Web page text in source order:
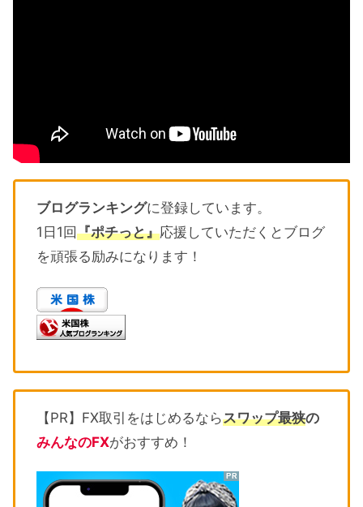
ブログランキングに登録しています。
1日1回『ポチっと』応援していただくとブログ
を頑張る励みになります！
【PR】FX取引をはじめるならスワップ最狭の
みんなのFXがおすすめ！